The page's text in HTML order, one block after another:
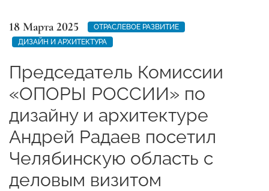
18 Марта 2025
ОТРАСЛЕВОЕ РАЗВИТИЕ
ДИЗАЙН И АРХИТЕКТУРА
Председатель Комиссии
«ОПОРЫ РОССИИ» по
дизайну и архитектуре
Андрей Радаев посетил
Челябинскую область с
деловым визитом